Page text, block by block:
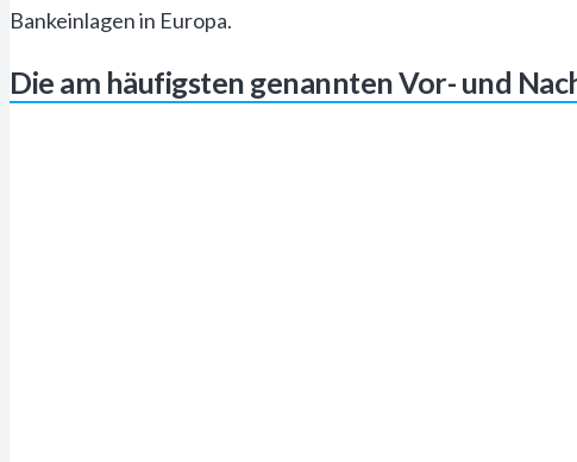
Bankeinlagen in Europa.
Die am häufigsten genannten Vor- und